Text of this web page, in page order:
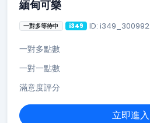
緬甸可樂
一對多等待中 i349 ID: i349_300992
一對多點數
一對一點數
滿意度評分
立即進入